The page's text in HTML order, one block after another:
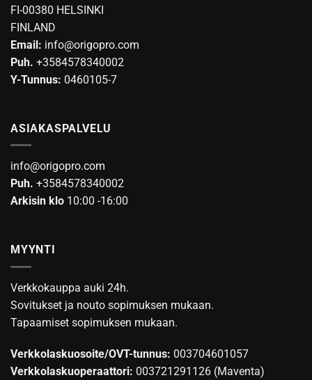
tuotteen
FI-00380 HELSINKI
FINLAND
Email: info@origopro.com
Puh. +3584578340002
Y-Tunnus: 0460105-7
ASIAKASPALVELU
info@origopro.com
Puh. +3584578340002
Arkisin klo 10:00 -16:00
MYYNTI
Verkkokauppa auki 24h.
Sovitukset ja nouto sopimuksen mukaan.
Tapaamiset sopimuksen mukaan.
Verkkolaskuosoite/OVT-tunnus: 003704601057
Verkkolaskuoperaattori: 003721291126 (Maventa)